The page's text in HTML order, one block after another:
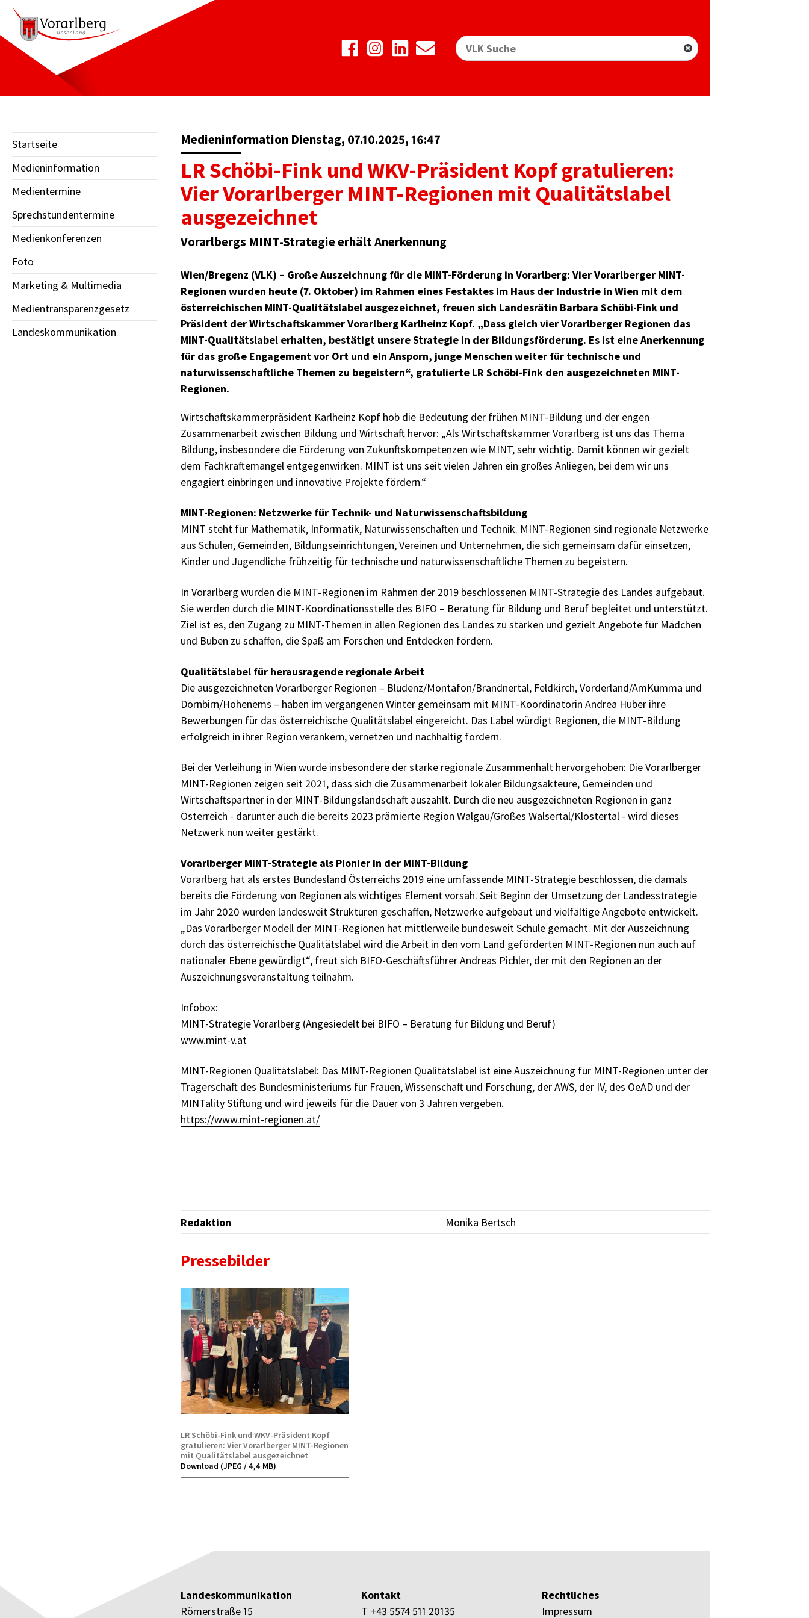
Startseite
Medieninformation
Medientermine
Sprechstundentermine
Medienkonferenzen
Foto
Marketing & Multimedia
Medientransparenzgesetz
Landeskommunikation
Medieninformation Dienstag, 07.10.2025, 16:47
LR Schöbi-Fink und WKV-Präsident Kopf gratulieren:
Vier Vorarlberger MINT-Regionen mit Qualitätslabel
ausgezeichnet
Vorarlbergs MINT-Strategie erhält Anerkennung
Wien/Bregenz (VLK) – Große Auszeichnung für die MINT-Förderung in Vorarlberg: Vier Vorarlberger MINT-
Regionen wurden heute (7. Oktober) im Rahmen eines Festaktes im Haus der Industrie in Wien mit dem
österreichischen MINT-Qualitätslabel ausgezeichnet, freuen sich Landesrätin Barbara Schöbi-Fink und
Präsident der Wirtschaftskammer Vorarlberg Karlheinz Kopf. „Dass gleich vier Vorarlberger Regionen das
MINT-Qualitätslabel erhalten, bestätigt unsere Strategie in der Bildungsförderung. Es ist eine Anerkennung
für das große Engagement vor Ort und ein Ansporn, junge Menschen weiter für technische und
naturwissenschaftliche Themen zu begeistern“, gratulierte LR Schöbi-Fink den ausgezeichneten MINT-
Regionen.
Wirtschaftskammerpräsident Karlheinz Kopf hob die Bedeutung der frühen MINT-Bildung und der engen
Zusammenarbeit zwischen Bildung und Wirtschaft hervor: „Als Wirtschaftskammer Vorarlberg ist uns das Thema
Bildung, insbesondere die Förderung von Zukunftskompetenzen wie MINT, sehr wichtig. Damit können wir gezielt
dem Fachkräftemangel entgegenwirken. MINT ist uns seit vielen Jahren ein großes Anliegen, bei dem wir uns
engagiert einbringen und innovative Projekte fördern.“
MINT-Regionen: Netzwerke für Technik- und Naturwissenschaftsbildung
MINT steht für Mathematik, Informatik, Naturwissenschaften und Technik. MINT-Regionen sind regionale Netzwerke
aus Schulen, Gemeinden, Bildungseinrichtungen, Vereinen und Unternehmen, die sich gemeinsam dafür einsetzen,
Kinder und Jugendliche frühzeitig für technische und naturwissenschaftliche Themen zu begeistern.
In Vorarlberg wurden die MINT-Regionen im Rahmen der 2019 beschlossenen MINT-Strategie des Landes aufgebaut.
Sie werden durch die MINT-Koordinationsstelle des BIFO – Beratung für Bildung und Beruf begleitet und unterstützt.
Ziel ist es, den Zugang zu MINT-Themen in allen Regionen des Landes zu stärken und gezielt Angebote für Mädchen
und Buben zu schaffen, die Spaß am Forschen und Entdecken fördern.
Qualitätslabel für herausragende regionale Arbeit
Die ausgezeichneten Vorarlberger Regionen – Bludenz/Montafon/Brandnertal, Feldkirch, Vorderland/AmKumma und
Dornbirn/Hohenems – haben im vergangenen Winter gemeinsam mit MINT-Koordinatorin Andrea Huber ihre
Bewerbungen für das österreichische Qualitätslabel eingereicht. Das Label würdigt Regionen, die MINT-Bildung
erfolgreich in ihrer Region verankern, vernetzen und nachhaltig fördern.
Bei der Verleihung in Wien wurde insbesondere der starke regionale Zusammenhalt hervorgehoben: Die Vorarlberger
MINT-Regionen zeigen seit 2021, dass sich die Zusammenarbeit lokaler Bildungsakteure, Gemeinden und
Wirtschaftspartner in der MINT-Bildungslandschaft auszahlt. Durch die neu ausgezeichneten Regionen in ganz
Österreich - darunter auch die bereits 2023 prämierte Region Walgau/Großes Walsertal/Klostertal - wird dieses
Netzwerk nun weiter gestärkt.
Vorarlberger MINT-Strategie als Pionier in der MINT-Bildung
Vorarlberg hat als erstes Bundesland Österreichs 2019 eine umfassende MINT-Strategie beschlossen, die damals
bereits die Förderung von Regionen als wichtiges Element vorsah. Seit Beginn der Umsetzung der Landesstrategie
im Jahr 2020 wurden landesweit Strukturen geschaffen, Netzwerke aufgebaut und vielfältige Angebote entwickelt.
„Das Vorarlberger Modell der MINT-Regionen hat mittlerweile bundesweit Schule gemacht. Mit der Auszeichnung
durch das österreichische Qualitätslabel wird die Arbeit in den vom Land geförderten MINT-Regionen nun auch auf
nationaler Ebene gewürdigt“, freut sich BIFO-Geschäftsführer Andreas Pichler, der mit den Regionen an der
Auszeichnungsveranstaltung teilnahm.
Infobox:
MINT-Strategie Vorarlberg (Angesiedelt bei BIFO – Beratung für Bildung und Beruf)
www.mint-v.at
MINT-Regionen Qualitätslabel: Das MINT-Regionen Qualitätslabel ist eine Auszeichnung für MINT-Regionen unter der
Trägerschaft des Bundesministeriums für Frauen, Wissenschaft und Forschung, der AWS, der IV, des OeAD und der
MINTality Stiftung und wird jeweils für die Dauer von 3 Jahren vergeben.
https://www.mint-regionen.at/
Redaktion Monika Bertsch
Pressebilder
LR Schöbi-Fink und WKV-Präsident Kopf
gratulieren: Vier Vorarlberger MINT-Regionen
mit Qualitätslabel ausgezeichnet
Download (JPEG / 4,4 MB)
Landeskommunikation
Römerstraße 15
Kontakt
T +43 5574 511 20135
Rechtliches
Impressum